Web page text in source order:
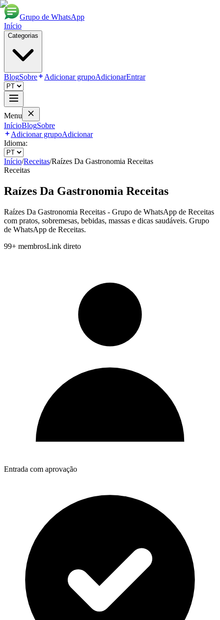
Grupo de WhatsApp
Início
Categorias
BlogSobre Adicionar grupoAdicionarEntrar
Menu
InícioBlogSobre
Adicionar grupoAdicionar
Idioma:
Início/Receitas/Raízes Da Gastronomia Receitas
Receitas
Raízes Da Gastronomia Receitas
Raízes Da Gastronomia Receitas - Grupo de WhatsApp de Receitas
com pratos, sobremesas, bebidas, massas e dicas saudáveis. Grupo
de WhatsApp de Receitas.
99+ membrosLink direto
Entrada com aprovação